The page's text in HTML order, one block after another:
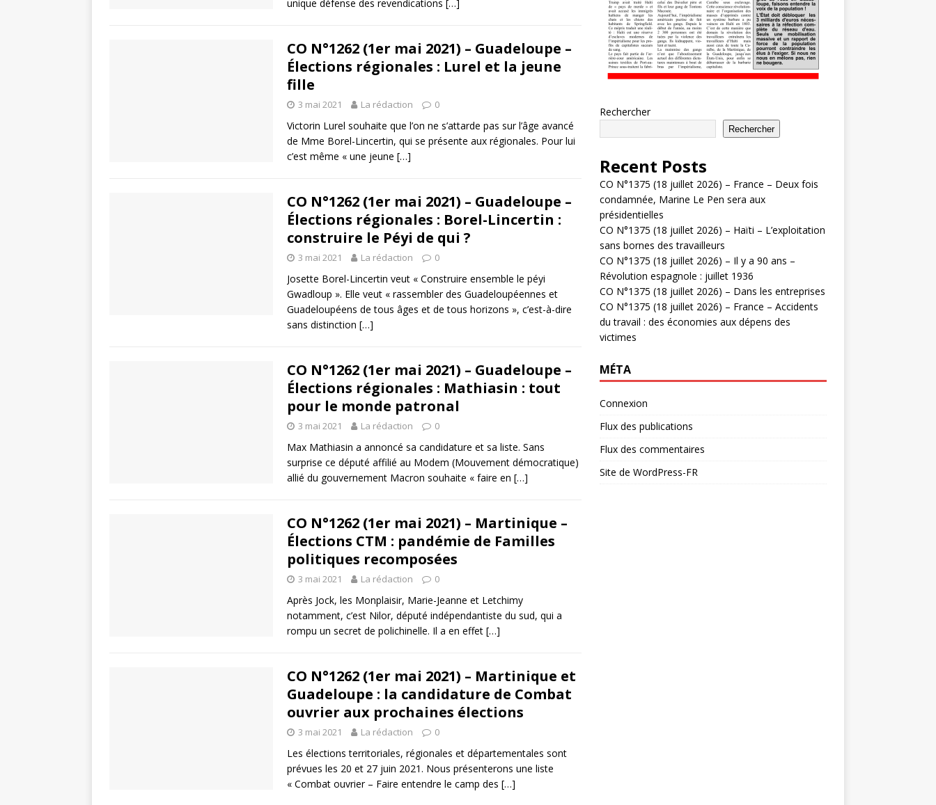
unique défense des revendications […]
CO N°1262 (1er mai 2021) – Guadeloupe –
Élections régionales : Lurel et la jeune
fille
3 mai 2021 La rédaction 0
Victorin Lurel souhaite que l’on ne s’attarde pas sur l’âge avancé
de Mme Borel-Lincertin, qui se présente aux régionales. Pour lui
c’est même « une jeune […]
CO N°1262 (1er mai 2021) – Guadeloupe –
Élections régionales : Borel-Lincertin :
construire le Péyi de qui ?
3 mai 2021 La rédaction 0
Josette Borel-Lincertin veut « Construire ensemble le péyi
Gwadloup ». Elle veut « rassembler des Guadeloupéennes et
Guadeloupéens de tous âges et de tous horizons », c’est-à-dire
sans distinction […]
CO N°1262 (1er mai 2021) – Guadeloupe –
Élections régionales : Mathiasin : tout
pour le monde patronal
3 mai 2021 La rédaction 0
Max Mathiasin a annoncé sa candidature et sa liste. Sans
surprise ce député affilié au Modem (Mouvement démocratique)
allié du gouvernement Macron souhaite « faire en […]
CO N°1262 (1er mai 2021) – Martinique –
Élections CTM : pandémie de Familles
politiques recomposées
3 mai 2021 La rédaction 0
Après Jock, les Monplaisir, Marie-Jeanne et Letchimy
notamment, c’est Nilor, député indépendantiste du sud, qui a
rompu un secret de polichinelle. Il a en effet […]
CO N°1262 (1er mai 2021) – Martinique et
Guadeloupe : la candidature de Combat
ouvrier aux prochaines élections
3 mai 2021 La rédaction 0
Les élections territoriales, régionales et départementales sont
prévues les 20 et 27 juin 2021. Nous présenterons une liste
« Combat ouvrier – Faire entendre le camp des […]
Rechercher
Rechercher
Recent Posts
CO N°1375 (18 juillet 2026) – France – Deux fois
condamnée, Marine Le Pen sera aux
présidentielles
CO N°1375 (18 juillet 2026) – Haïti – L’exploitation
sans bornes des travailleurs
CO N°1375 (18 juillet 2026) – Il y a 90 ans –
Révolution espagnole : juillet 1936
CO N°1375 (18 juillet 2026) – Dans les entreprises
CO N°1375 (18 juillet 2026) – France – Accidents
du travail : des économies aux dépens des
victimes
MÉTA
Connexion
Flux des publications
Flux des commentaires
Site de WordPress-FR